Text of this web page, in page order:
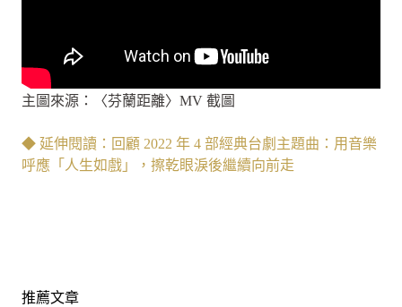
主圖來源：〈芬蘭距離〉MV 截圖
◆ 延伸閱讀： 回顧 2022 年 4 部經典台劇主題曲：用音樂
呼應「人生如戲」，擦乾眼淚後繼續向前走
推薦文章